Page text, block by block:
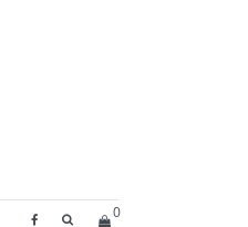
SEARCH BUTTON
0